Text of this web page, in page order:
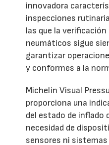
innovadora
inspecciones
las que la
neumáticos sigue
garantizar
y conformes a la
Michelin Visual
proporciona una
del estado de inflado
necesidad de
sensores ni